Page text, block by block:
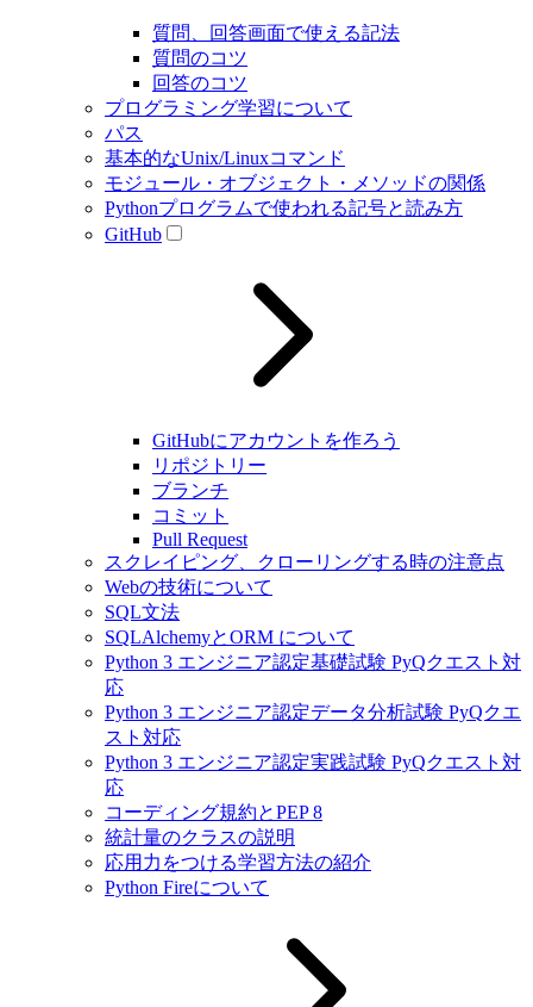
質問、回答画面で使える記法
質問のコツ
回答のコツ
プログラミング学習について
パス
基本的なUnix/Linuxコマンド
モジュール・オブジェクト・メソッドの関係
Pythonプログラムで使われる記号と読み方
GitHub
GitHubにアカウントを作ろう
リポジトリー
ブランチ
コミット
Pull Request
スクレイピング、クローリングする時の注意点
Webの技術について
SQL文法
SQLAlchemyとORM について
Python 3 エンジニア認定基礎試験 PyQクエスト対
応
Python 3 エンジニア認定データ分析試験 PyQクエ
スト対応
Python 3 エンジニア認定実践試験 PyQクエスト対
応
コーディング規約とPEP 8
統計量のクラスの説明
応用力をつける学習方法の紹介
Python Fireについて